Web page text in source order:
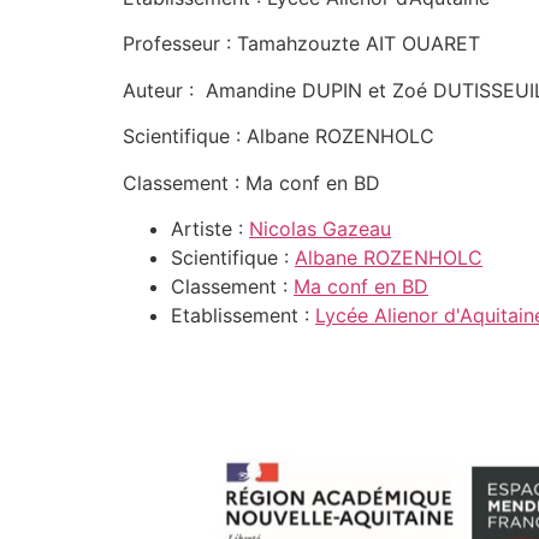
Professeur : Tamahzouzte AIT OUARET
Auteur : Amandine DUPIN et Zoé
Scientifique : Albane ROZENHOLC
Classement : Ma conf en BD
Artiste : Nicolas Gazeau
Scientifique : Albane ROZENHOLC
Classement : Ma conf en BD
Etablissement : Lycée Alienor